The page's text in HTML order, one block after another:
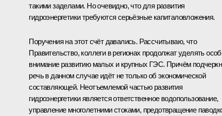
такими заделами. Но очевидно, что для развития
гидроэнергетики требуются серьёзные капиталовложения.
Поручения на этот счёт давались. Рассчитываю, что
Правительство, коллеги в регионах продолжат уделять
внимание развитию малых и крупных ГЭС. Причём
речь в данном случае идёт не только об экономической
составляющей. Неотъемлемой частью развития
гидроэнергетики является ответственное водопользование,
управление многолетними стоками, предотвращение